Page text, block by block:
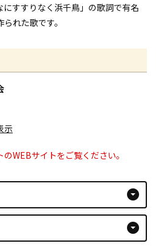
すすりなく浜千鳥」の歌詞で有名
れた歌です。
示
WEBサイトをご覧ください。
arrow_drop_down_circle
arrow_drop_down_circle